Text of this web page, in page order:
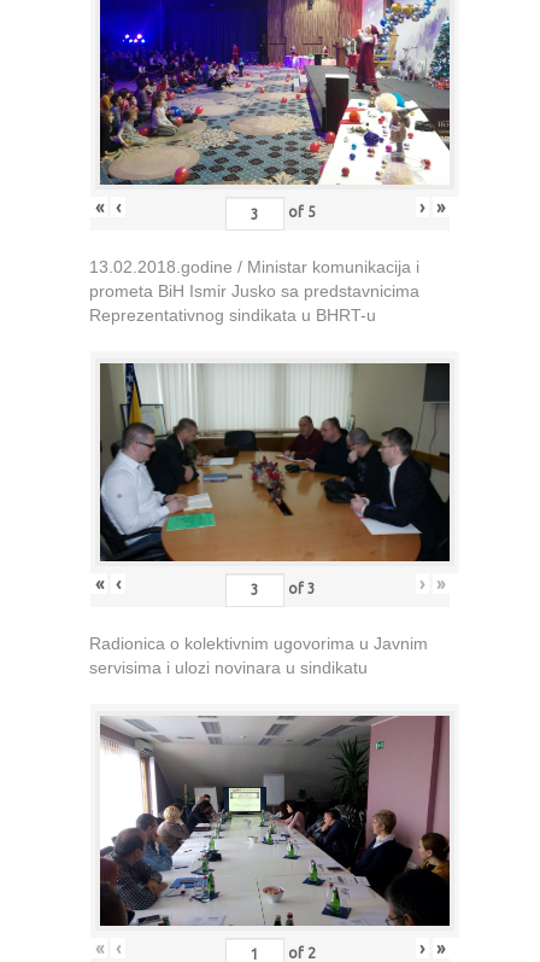
« ‹ of 5 › »
13.02.2018.godine / Ministar komunikacija i
prometa BiH Ismir Jusko sa predstavnicima
Reprezentativnog sindikata u BHRT-u
« ‹ of 3 › »
Radionica o kolektivnim ugovorima u Javnim
servisima i ulozi novinara u sindikatu
« ‹ of 2 › »